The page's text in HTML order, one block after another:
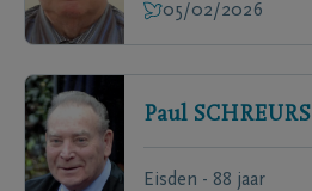
05/02/2026
Paul SCHREURS
Eisden - 88 jaar